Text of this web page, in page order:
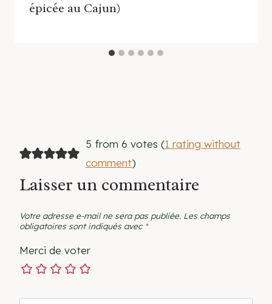
épicée au Cajun)
5 from 6 votes (1 rating without
comment)
Laisser un commentaire
Votre adresse e-mail ne sera pas publiée. Les champs
obligatoires sont indiqués avec *
Merci de voter